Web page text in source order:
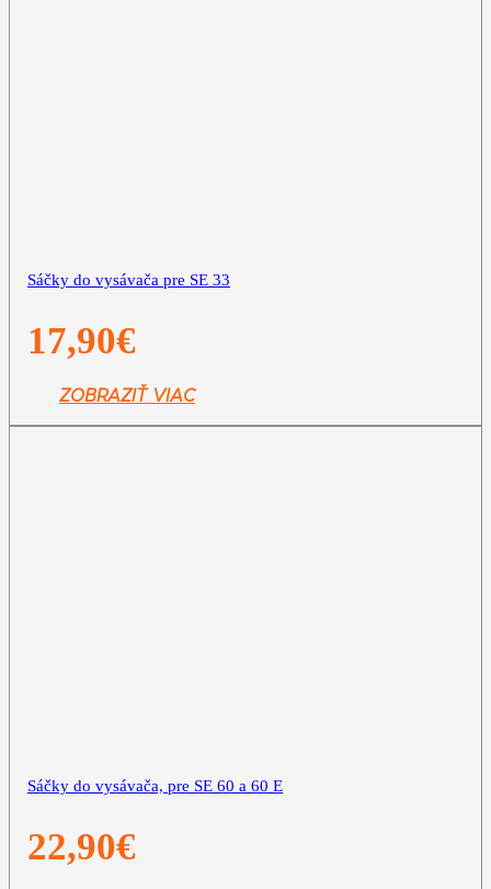
Sáčky do vysávača pre SE 33
17,90€
ZOBRAZIŤ VIAC
Sáčky do vysávača, pre SE 60 a 60 E
22,90€